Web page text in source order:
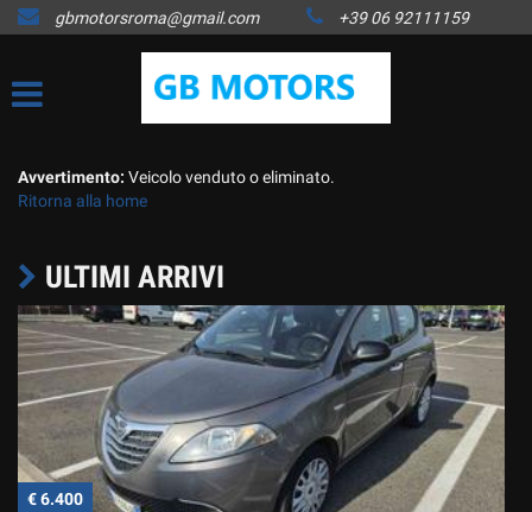
HOME
LISTA VEICOLI
ACQUISTIAMO USATO
ASSISTENZA
NEWS
gbmotorsroma@gmail.com +39 06 92111159
Avvertimento: Veicolo venduto o eliminato.
Ritorna alla home
ULTIMI ARRIVI
€ 6.400